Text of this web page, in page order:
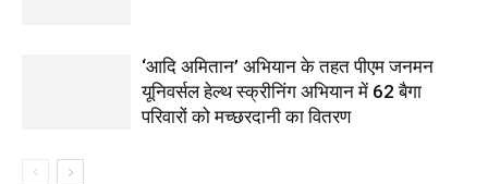
‘आदि अमितान’ अभियान के तहत पीएम जनमन
यूनिवर्सल हेल्थ स्क्रीनिंग अभियान में 62 बैगा
परिवारों को मच्छरदानी का वितरण